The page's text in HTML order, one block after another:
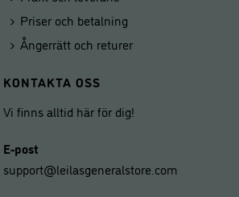
Priser och betalning
Ångerrätt och returer
KONTAKTA OSS
Vi finns alltid här för dig!
E-post
support@leilasgeneralstore.com